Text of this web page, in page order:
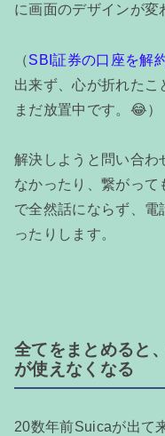
に画面のデザインが変
（SBI証券の口座を解
出来ず、心が折れたこ
まだ放置中です。😂）
解決しようと問い合わ
なかったり、繋がって
で全然話にならず、
ったりします。
全てをまとめると
が使えなくなる
20数年前Suicaが出て